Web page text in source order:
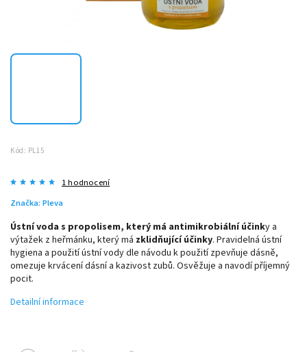
Kód: PL15
1 hodnocení
Značka: Pleva
Ústní voda s propolisem, který má antimikrobiální účinky a
výtažek z heřmánku, který má zklidňující účinky. Pravidelná ústní
hygiena a použití ústní vody dle návodu k použití zpevňuje dásně,
omezuje krvácení dásní a kazivost zubů. Osvěžuje a navodí příjemný
pocit.
Detailní informace